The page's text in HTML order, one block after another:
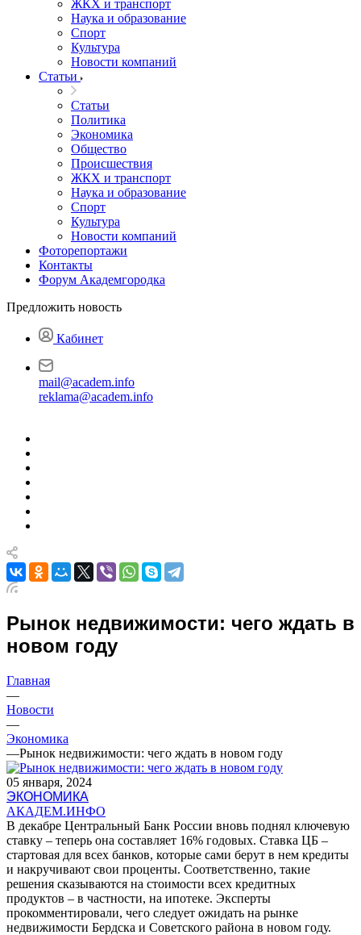
ЖКХ и транспорт
Наука и образование
Спорт
Культура
Новости компаний
Статьи
Статьи
Политика
Экономика
Общество
Происшествия
ЖКХ и транспорт
Наука и образование
Спорт
Культура
Новости компаний
Фоторепортажи
Контакты
Форум Академгородка
Предложить новость
Кабинет
mail@academ.info
reklama@academ.info
Рынок недвижимости: чего ждать в
новом году
Главная
—
Новости
—
Экономика
—Рынок недвижимости: чего ждать в новом году
05 января, 2024
ЭКОНОМИКА
АКАДЕМ.ИНФО
В декабре Центральный Банк России вновь поднял ключевую
ставку – теперь она составляет 16% годовых. Ставка ЦБ –
стартовая для всех банков, которые сами берут в нем кредиты
и накручивают свои проценты. Соответственно, такие
решения сказываются на стоимости всех кредитных
продуктов – в частности, на ипотеке. Эксперты
прокомментировали, чего следует ожидать на рынке
недвижимости Бердска и Советского района в новом году.